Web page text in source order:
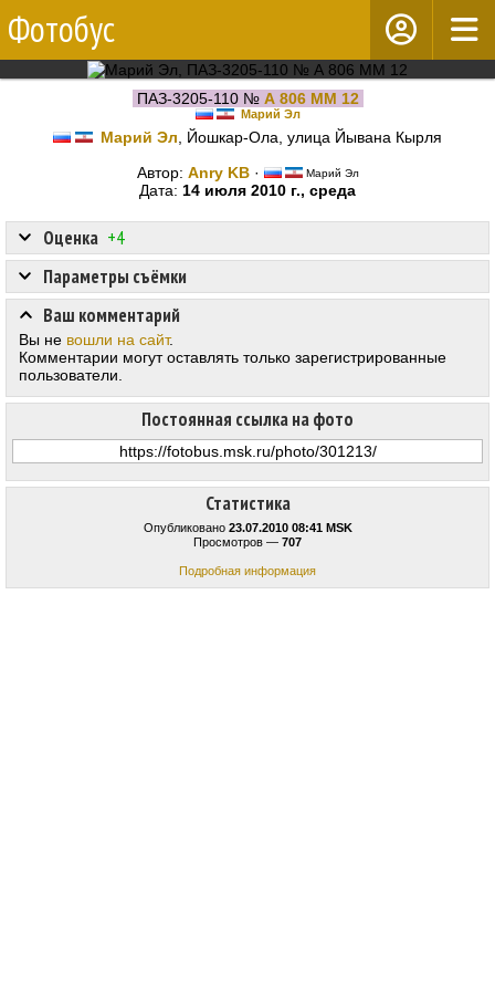
Фотобус
ПАЗ-3205-110 № А 806 ММ 12
Марий Эл
Марий Эл , Йошкар-Ола, улица Йывана Кырля
Автор: Anry KB· Марий Эл
Дата: 14 июля 2010 г., среда
Статистика
Опубликовано 23.07.2010 08:41 MSK
Просмотров — 707
Подробная информация
Оценка +4
Постоянная ссылка на фото
Параметры съёмки
Ваш комментарий
Вы не вошли на сайт.
Комментарии могут оставлять только зарегистрированные
пользователи.